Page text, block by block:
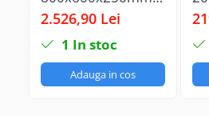
104 module cofret
metalic modular 4
randuri x 26
module IP66
2.526,90 Lei
1 In stoc
Adauga in cos